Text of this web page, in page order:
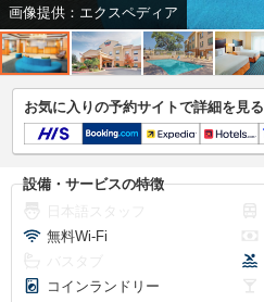
画像提供：エクスペディア
お気に入りの予約サイトで詳細を見る
設備・サービスの特徴
無料Wi-Fi
コインランドリー